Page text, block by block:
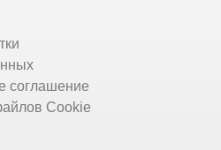
соглашение
Cookie